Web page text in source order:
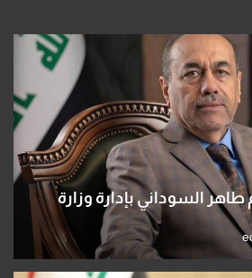
السوداني بإدارة وزارة